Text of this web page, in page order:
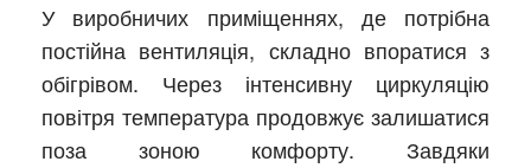
У виробничих приміщеннях, де потрібна
постійна вентиляція, складно впоратися з
обігрівом. Через інтенсивну циркуляцію
повітря температура продовжує залишатися
поза зоною комфорту. Завдяки